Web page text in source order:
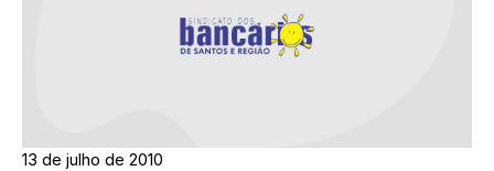
13 de julho de 2010